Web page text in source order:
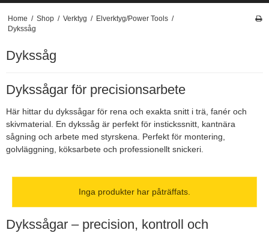
Home / Shop / Verktyg / Elverktyg/Power Tools /
Dykssåg
Dykssåg
Dykssågar för precisionsarbete
Här hittar du dykssågar för rena och exakta snitt i trä, fanér och
skivmaterial. En dykssåg är perfekt för instickssnitt, kantnära
sågning och arbete med styrskena. Perfekt för montering,
golvläggning, köksarbete och professionellt snickeri.
Inga produkter har påträffats.
Dykssågar – precision, kontroll och